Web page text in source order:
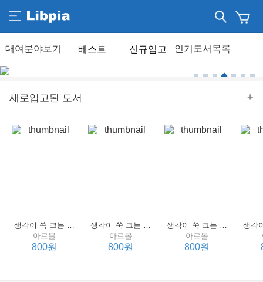
베스트 신규입고
새로입고된 도서 +
생각이 쑥 크는 세계 명작 4 : 언어 편
아르볼
800원
생각이 쑥 크는 세계 명작 3 : 언어 편
아르볼
800원
생각이 쑥 크는 세계 명작 2 : 언어 편
아르볼
800원